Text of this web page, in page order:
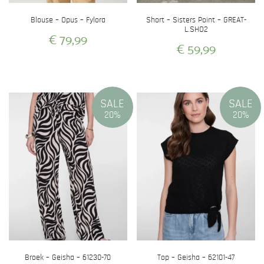
Blouse – Opus – Fylora
€79,99
heeft
meerdere
variaties.
Deze
optie
kan
gekozen
worden
op
de
productpagina
Short – Sisters Point – GREAT-
L.SHO2
€59,99
heeft
meerdere
variaties.
gekozen
worden
op
de
productpagina
SALE
20%
Broek – Geisha – 61230-70
SALE
20%
Top – Geisha – 62101-47